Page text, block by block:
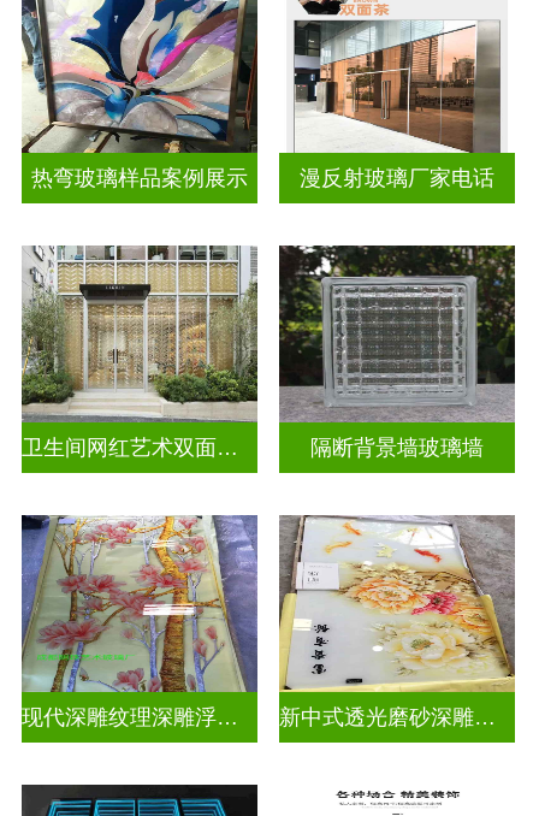
热弯玻璃样品案例展示 漫反射玻璃厂家电话
卫生间网红艺术双面玻璃墙 隔断背景墙玻璃墙
现代深雕纹理深雕浮雕玻璃 新中式透光磨砂深雕浮雕玻璃